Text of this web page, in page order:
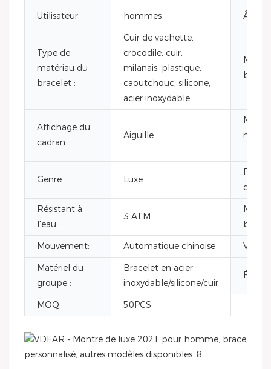
Utilisateur: hommes Âge:
Type de
matériau du
bracelet :
Cuir de vachette,
crocodile, cuir,
milanais, plastique,
caoutchouc, silicone,
acier inoxydable
boîtier
Affichage du
cadran :
Aiguille
:
Genre: Luxe
du
Résistant à
l'eau :
3 ATM
boîtier
Mouvement:
Automatique chinoise
Verre:
Matériel du
groupe :
Bracelet en acier
inoxydable/silicone/cuir
MOQ: 50PCS